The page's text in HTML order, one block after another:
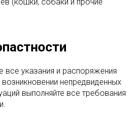
все указания и распоряжения
непредвиденных
выполняйте все требования